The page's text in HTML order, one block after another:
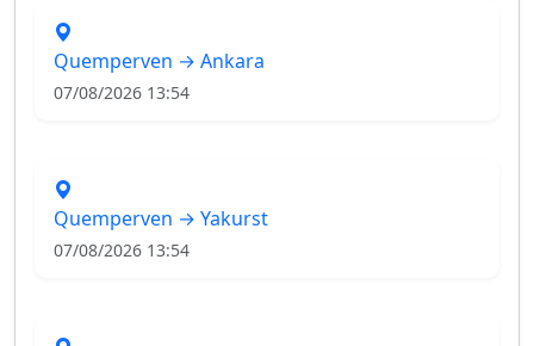
Quemperven → Ankara
07/08/2026 13:54
Quemperven → Yakurst
07/08/2026 13:54